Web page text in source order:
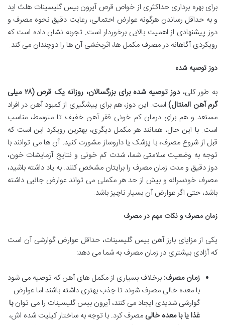
برای بهره برداری حداکثری از خواص قرص آیرون بیس گلیسینات هلث اید
و به حداقل رساندن هرگونه عوارض احتمالی، رعایت دقیق نحوه مصرف و
دوز پیشنهادی از اهمیت بالایی برخوردار است. تجربه نشان داده است که
رویکردی آگاهانه در مصرف مکمل ها، اثربخشی آن ها را دوچندان می کند.
دوز توصیه شده
به طور کلی،
دوز توصیه شده برای بزرگسالان، روزانه یک قرص (۲۸ میلی
گرم آهن المنتال)است. این دوز، هم برای پیشگیری از کمبود آهن در افراد
مستعد و هم برای درمان کم خونی فقر آهن خفیف تا متوسط، مناسب
است. با این حال، همانند هر مکمل دیگری، بهترین رویکرد این است که
قبل از شروع مصرف، با پزشک یا داروساز مشورت کنید. آن ها می توانند با
توجه به وضعیت سلامتی شما، شدت کم خونی و نتایج آزمایشات خون،
دوز دقیق و مدت زمان مصرف را برایتان مشخص کنند. به یاد داشته باشید،
مصرف خودسرانه و بیش از حد هر مکملی می تواند عوارض جانبی داشته
باشد، حتی اگر عوارض آن بسیار ناچیز باشد.
زمان مصرف و نکات مهم در مصرف
یکی از مزایای بارز آهن بیس گلیسینات، حداقل عوارض گوارشی آن است
که آزادی بیشتری در زمان مصرف به شما می دهد:
زمان مصرف: برخلاف بسیاری از مکمل های آهن که توصیه می شود
با معده خالی مصرف شوند تا جذب بهتری داشته باشند اما عوارض
گوارشی شدیدی ایجاد می کنند، آیرون بیس گلیسینات را می توانبا
غذا یا با معده خالی مصرف کرد. با توجه به ساختار کیلیت شده اش،